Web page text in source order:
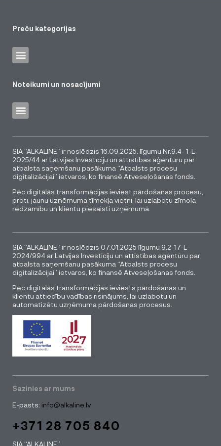
Preču kategorijas
Noteikumi un nosacījumi
SIA “ALKALINE” ir noslēdzis 16.09.2025. līgumu Nr.9.4- 1-L-
2025/44 ar Latvijas Investīciju un attīstības aģentūru par
atbalsta saņemšanu pasākuma “Atbalsts procesu
digitalizācijai” ietvaros, ko finansē Atveseļošanas fonds.
Pēc digitālās transformācijas ieviest pārdošanas procesu,
proti, jaunu uzņēmuma tīmekļa vietni, lai uzlabotu zīmola
redzamību un klientu piesaisti uzņēmumā.
SIA “ALKALINE” ir noslēdzis 07.01.2025 līgumu 9.2-17-L-
2024/994 ar Latvijas Investīciju un attīstības aģentūru par
atbalsta saņemšanu pasākuma “Atbalsts procesu
digitalizācijai” ietvaros, ko finansē Atveseļošanas fonds.
Pēc digitālās transformācijas ieviests pārdošanas un
klientu attiecību vadības risinājums, lai uzlabotu un
automatizētu uzņēmuma pārdošanas procesus.
Sazinies ar mums
E-pasts: info@alkaline.lv
+371 28 705 840
SIA “ALKALINE”